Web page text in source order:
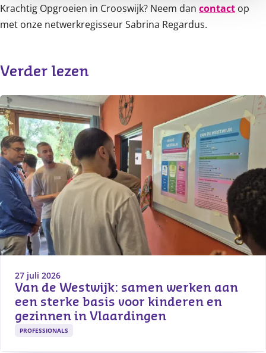
Krachtig Opgroeien in Crooswijk? Neem dan contact op
met onze netwerkregisseur Sabrina Regardus.
Verder lezen
27 juli 2026
Van de Westwijk: samen werken aan
een sterke basis voor kinderen en
gezinnen in Vlaardingen
PROFESSIONALS